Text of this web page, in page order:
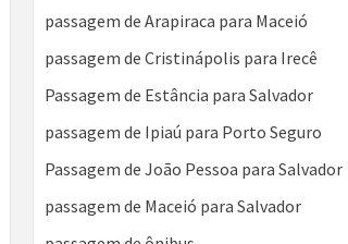
passagem de Arapiraca para Maceió
passagem de Cristinápolis para Irecê
Passagem de Estância para Salvador
passagem de Ipiaú para Porto Seguro
Passagem de João Pessoa para Salvador
passagem de Maceió para Salvador